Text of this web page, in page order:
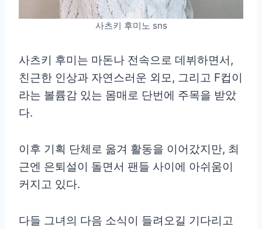
사츠키 후미노 sns
사츠키 후미는 마돈나 전속으로 데뷔하면서,
친근한 인상과 자연스러운 외모, 그리고 F컵이
라는 볼륨감 있는 몸매로 단번에 주목을 받았
다.
이후 기획 단체로 옮겨 활동을 이어갔지만, 최
근엔 은퇴설이 돌면서 팬들 사이에 아쉬움이
커지고 있다.
다들 그녀의 다음 소식이 들려오길 기다리고